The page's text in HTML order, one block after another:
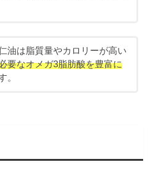
油は脂質量やカロリーが高い
要なオメガ3脂肪酸を豊富に
。